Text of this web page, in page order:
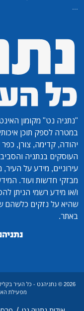
...
"נתניה נט" מקומון
במטרה לספק תוכן
יהודה, קדימה, צורן, כפר
העוסקים בנתניה
עירוניים, מידע על
מבזקי חדשות ועוד.
ו/או מידע רשמי הניתן
שהיא על נזקים כלשהם
באתר.
2026 © נתניהנט - כל העיר
מפעילת